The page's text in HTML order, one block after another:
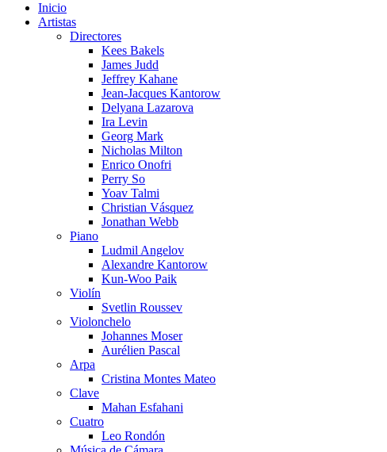
Inicio
Artistas
Directores
Kees Bakels
James Judd
Jeffrey Kahane
Jean-Jacques Kantorow
Delyana Lazarova
Ira Levin
Georg Mark
Nicholas Milton
Enrico Onofri
Perry So
Yoav Talmi
Christian Vásquez
Jonathan Webb
Piano
Ludmil Angelov
Alexandre Kantorow
Kun-Woo Paik
Violín
Svetlin Roussev
Violonchelo
Johannes Moser
Aurélien Pascal
Arpa
Cristina Montes Mateo
Clave
Mahan Esfahani
Cuatro
Leo Rondón